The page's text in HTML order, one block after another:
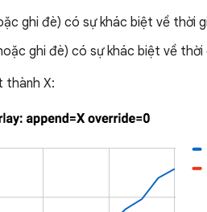
ghi đè) có sự khác biệt về thời
ghi đè) có sự khác biệt về thời
thành X: